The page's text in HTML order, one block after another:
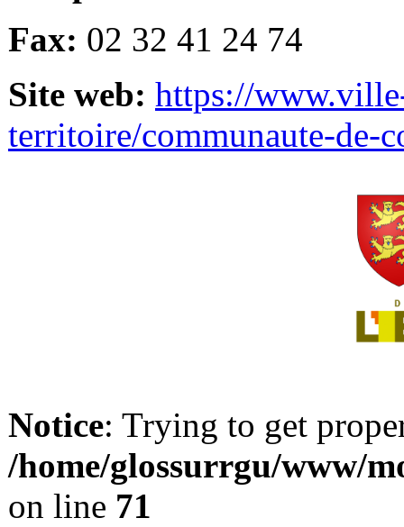
Fax: 02 32 41 24 74
Site web: https://
territoire/communaute-de-
Notice: Trying to get
/home/glossurrgu/www/
on line 71